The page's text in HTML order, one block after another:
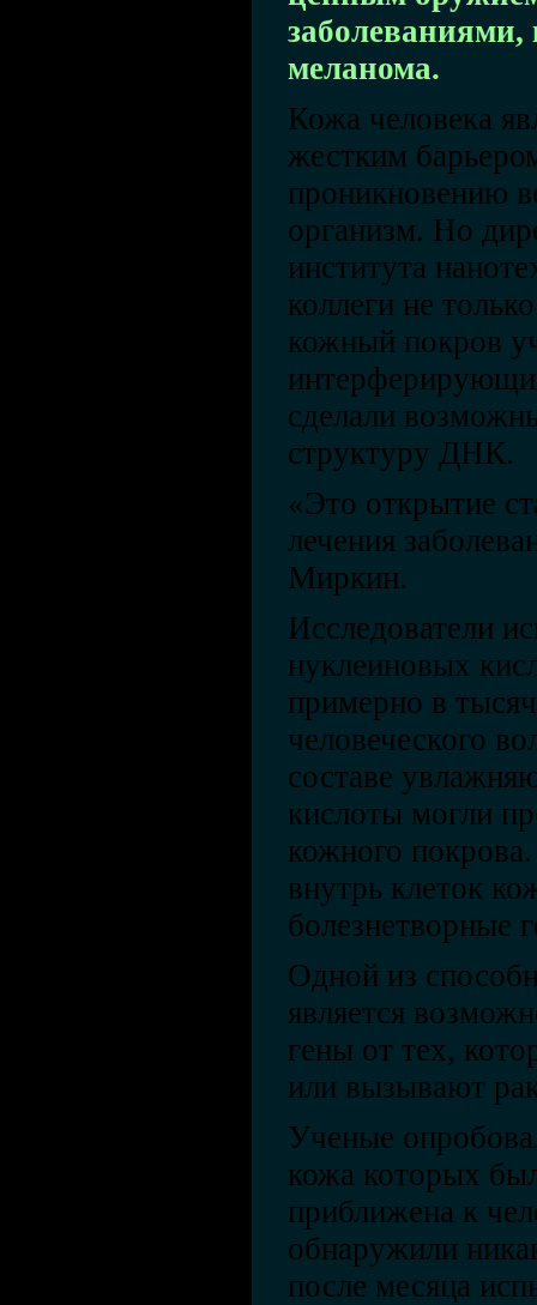
заболеваниями,
меланома.
Кожа человека
жестким
проникновению
организм. Но
института
коллеги не
кожный покров
сделали
структуру ДНК.
«Это открытие
лечения
Миркин.
Исследователи
нуклеиновых
примерно в
человеческого
составе
кислоты могли
кожного
внутрь клеток
болезнетворные
Одной из
является
гены от тех,
или вызывают
Ученые
кожа которых
приближена к
обнаружили
после месяца